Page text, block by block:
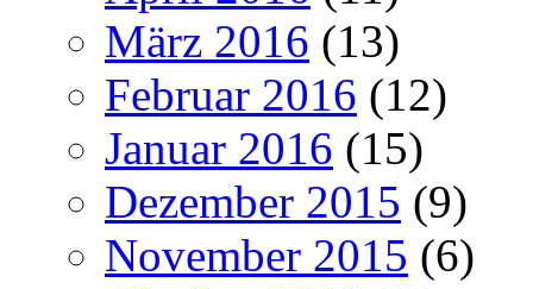
März 2016 (13)
Februar 2016 (12)
Januar 2016 (15)
Dezember 2015 (9)
November 2015 (6)